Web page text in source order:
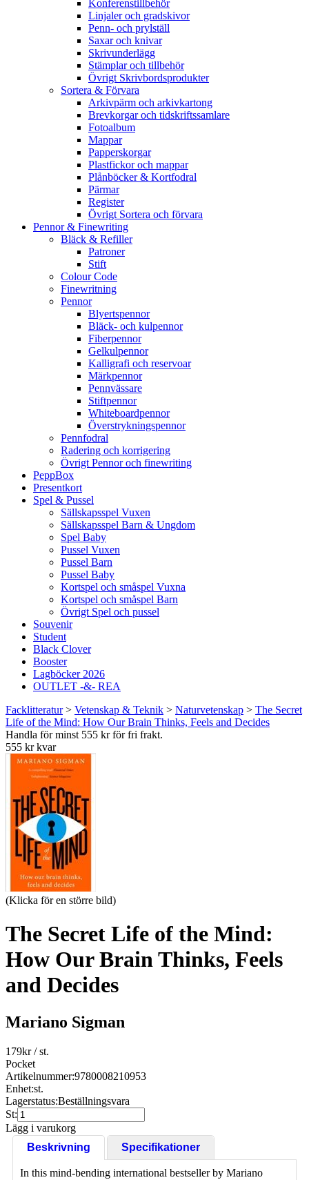
Konferenstillbehör
Linjaler och gradskivor
Penn- och prylställ
Saxar och knivar
Skrivunderlägg
Stämplar och tillbehör
Övrigt Skrivbordsprodukter
Sortera & Förvara
Arkivpärm och arkivkartong
Brevkorgar och tidskriftssamlare
Fotoalbum
Mappar
Papperskorgar
Plastfickor och mappar
Plånböcker & Kortfodral
Pärmar
Register
Övrigt Sortera och förvara
Pennor & Finewriting
Bläck & Refiller
Patroner
Stift
Colour Code
Finewritning
Pennor
Blyertspennor
Bläck- och kulpennor
Fiberpennor
Gelkulpennor
Kalligrafi och reservoar
Märkpennor
Pennvässare
Stiftpennor
Whiteboardpennor
Överstrykningspennor
Pennfodral
Radering och korrigering
Övrigt Pennor och finewriting
PeppBox
Presentkort
Spel & Pussel
Sällskapsspel Vuxen
Sällskapsspel Barn & Ungdom
Spel Baby
Pussel Vuxen
Pussel Barn
Pussel Baby
Kortspel och småspel Vuxna
Kortspel och småspel Barn
Övrigt Spel och pussel
Souvenir
Student
Black Clover
Booster
Lagböcker 2026
OUTLET -&- REA
Facklitteratur> Vetenskap & Teknik > Naturvetenskap > The Secret
Life of the Mind: How Our Brain Thinks, Feels and Decides
Handla för minst 555 kr för fri frakt.
555 kr kvar
(Klicka för en större bild)
The Secret Life of the Mind:
How Our Brain Thinks, Feels
and Decides
Mariano Sigman
179kr/ st.
Pocket
Artikelnummer:9780008210953
Enhet:st.
Lagerstatus:Beställningsvara
St:
Lägg i varukorg
Beskrivning
Specifikationer
In this mind-bending international bestseller by Mariano